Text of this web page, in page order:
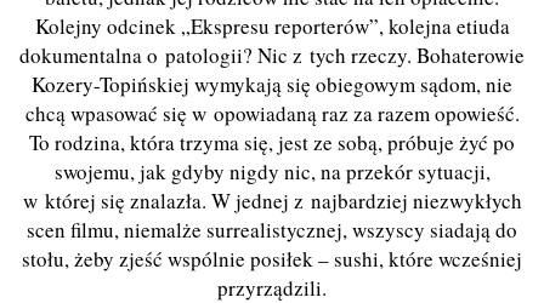
Kolejny odcinek „Ekspresu reporterów”, kolejna etiuda
dokumentalna o patologii? Nic z tych rzeczy. Bohaterowie
Kozery-Topińskiej wymykają się obiegowym sądom, nie
chcą wpasować się w opowiadaną raz za razem opowieść.
To rodzina, która trzyma się, jest ze sobą, próbuje żyć po
swojemu, jak gdyby nigdy nic, na przekór sytuacji,
w której się znalazła. W jednej z najbardziej niezwykłych
scen filmu, niemalże surrealistycznej, wszyscy siadają do
stołu, żeby zjeść wspólnie posiłek – sushi, które wcześniej
przyrządzili.